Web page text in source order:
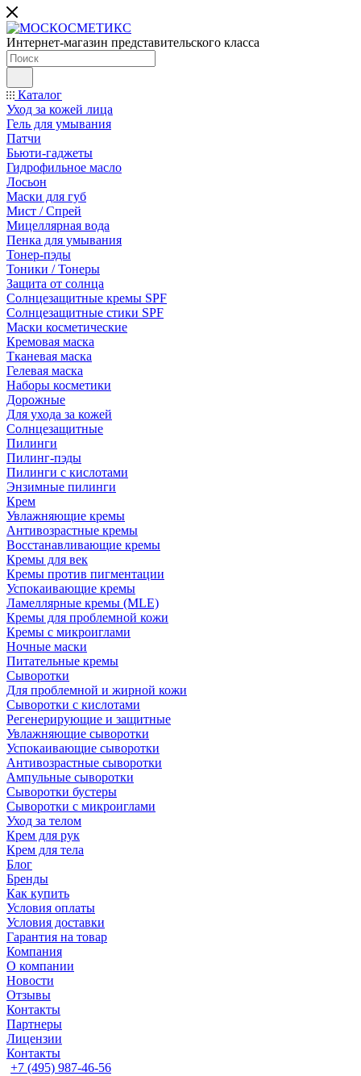
Интернет-магазин представительского класса
Каталог
Уход за кожей лица
Гель для умывания
Патчи
Бьюти-гаджеты
Гидрофильное масло
Лосьон
Маски для губ
Мист / Спрей
Мицеллярная вода
Пенка для умывания
Тонер-пэды
Тоники / Тонеры
Защита от солнца
Солнцезащитные кремы SPF
Солнцезащитные стики SPF
Маски косметические
Кремовая маска
Тканевая маска
Гелевая маска
Наборы косметики
Дорожные
Для ухода за кожей
Солнцезащитные
Пилинги
Пилинг-пэды
Пилинги с кислотами
Энзимные пилинги
Крем
Увлажняющие кремы
Антивозрастные кремы
Восстанавливающие кремы
Кремы для век
Кремы против пигментации
Успокаивающие кремы
Ламеллярные кремы (MLE)
Кремы для проблемной кожи
Кремы с микроиглами
Ночные маски
Питательные кремы
Сыворотки
Для проблемной и жирной кожи
Сыворотки с кислотами
Регенерирующие и защитные
Увлажняющие сыворотки
Успокаивающие сыворотки
Антивозрастные сыворотки
Ампульные сыворотки
Сыворотки бустеры
Сыворотки с микроиглами
Уход за телом
Крем для рук
Крем для тела
Блог
Бренды
Как купить
Условия оплаты
Условия доставки
Гарантия на товар
Компания
О компании
Новости
Отзывы
Контакты
Партнеры
Лицензии
Контакты
+7 (495) 987-46-56